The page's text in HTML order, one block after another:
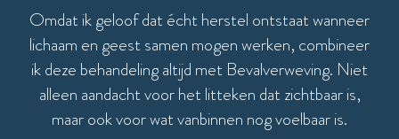
Omdat ik geloof dat écht herstel ontstaat wanneer
lichaam en geest samen mogen werken, combineer
ik deze behandeling altijd met Bevalverweving. Niet
alleen aandacht voor het litteken dat zichtbaar is,
maar ook voor wat vanbinnen nog voelbaar is.